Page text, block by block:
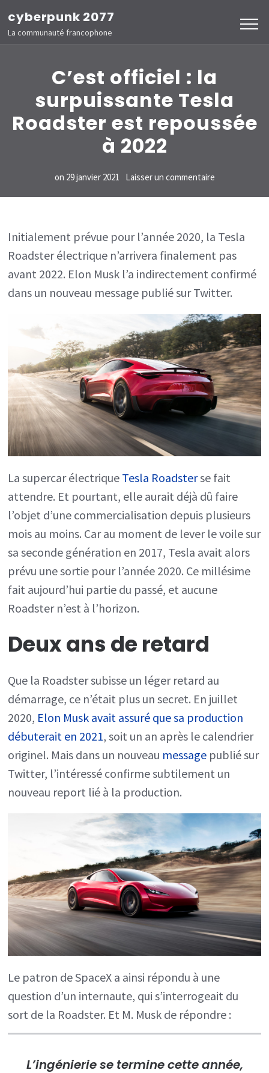
au
contenu
cyberpunk 2077
La communauté francophone
C’est officiel : la
surpuissante Tesla
Roadster est repoussée
à 2022
on 29 janvier 2021 Laisser un commentairesur
C’est
la
surpuissante
Tesla
Roadster
est
repoussée
à
2022
Initialement prévue pour l’année 2020, la Tesla
Roadster électrique n’arrivera finalement pas
avant 2022. Elon Musk l’a indirectement confirmé
dans un nouveau message publié sur Twitter.
La supercar électrique Tesla Roadsterse fait
attendre. Et pourtant, elle aurait déjà dû faire
l’objet d’une commercialisation depuis plusieurs
mois au moins. Car au moment de lever le voile sur
sa seconde génération en 2017, Tesla avait alors
prévu une sortie pour l’année 2020. Ce millésime
fait aujourd’hui partie du passé, et aucune
Roadster n’est à l’horizon.
Deux ans de retard
Que la Roadster subisse un léger retard au
démarrage, ce n’était plus un secret. En juillet
2020, Elon Musk avait assuré que sa production
débuterait en 2021, soit un an après le calendrier
originel. Mais dans un nouveau message publié sur
Twitter, l’intéressé confirme subtilement un
nouveau report lié à la production.
Le patron de SpaceX a ainsi répondu à une
question d’un internaute, qui s’interrogeait du
sort de la Roadster. Et M. Musk de répondre :
L’ingénierie se termine cette année,